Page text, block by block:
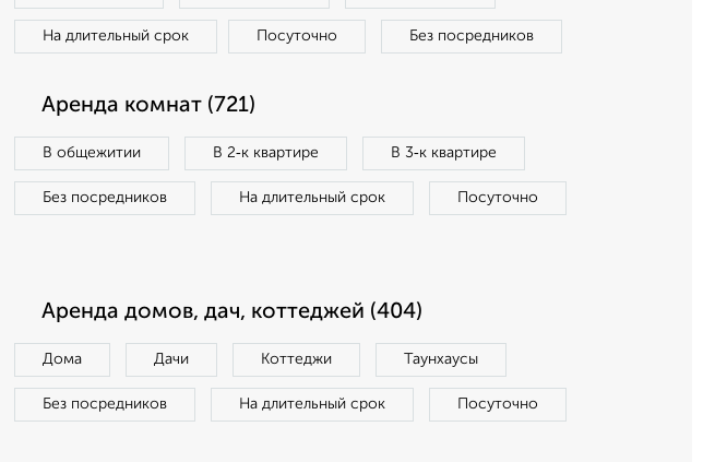
На длительный срок Посуточно Без посредников
Аренда комнат (721)
В общежитии В 2‑к квартире В 3‑к квартире
Без посредников На длительный срок Посуточно
Аренда домов, дач, коттеджей (404)
Дома Дачи Коттеджи Таунхаусы
Без посредников На длительный срок Посуточно